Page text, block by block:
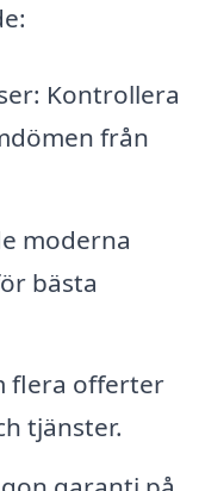
Kontrollera
från
moderna
bästa
flera offerter
tjänster.